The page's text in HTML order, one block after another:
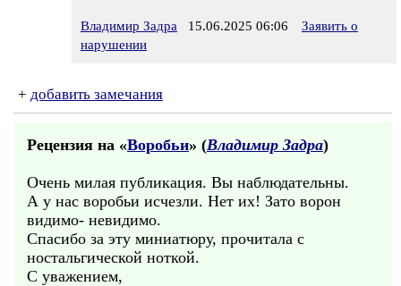
Владимир Задра 15.06.2025 06:06
Заявить о
нарушении
+ добавить замечания
Рецензия на «Воробьи» (Владимир Задра)
Очень милая публикация. Вы наблюдательны.
А у нас воробьи исчезли. Нет их! Зато ворон
видимо- невидимо.
Спасибо за эту миниатюру, прочитала с
ностальгической ноткой.
С уважением,